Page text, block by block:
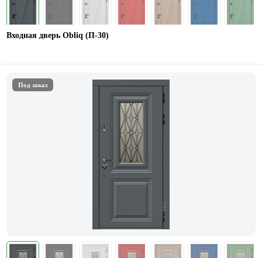
Входная дверь Obliq (П-30)
Под заказ